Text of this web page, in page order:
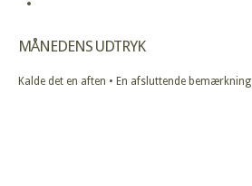
MÅNEDENS UDTRYK
Kalde det en aften • En afsluttende bemærkning